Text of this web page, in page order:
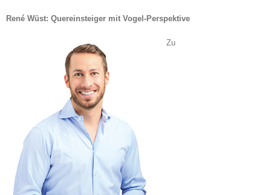
René Wüst: Quereinsteiger mit Vogel-Perspektive
Zu